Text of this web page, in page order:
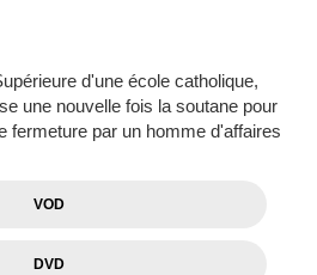
d'une école catholique,
une nouvelle fois la soutane pour
fermeture par un homme d'affaires
VOD
DVD